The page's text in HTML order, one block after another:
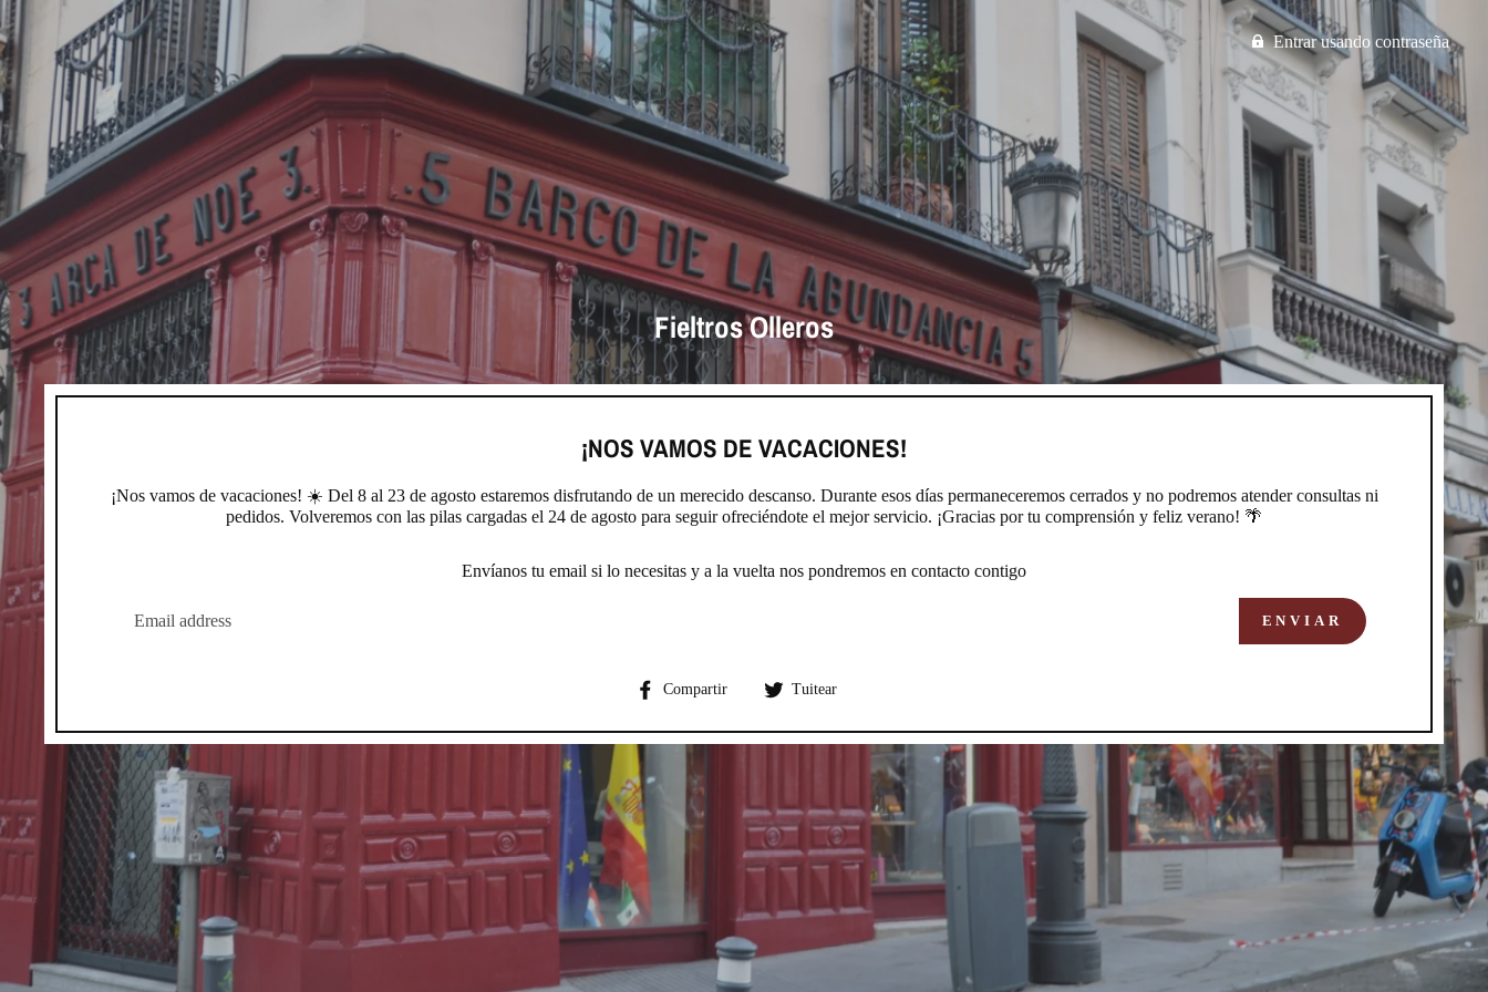
Entrar usando contraseña
Fieltros Olleros
¡NOS VAMOS DE VACACIONES!
¡Nos vamos de vacaciones! ☀️ Del 8 al 23 de agosto estaremos disfrutando de un merecido descanso. Durante esos días permaneceremos cerrados y no podremos atender consultas ni
pedidos. Volveremos con las pilas cargadas el 24 de agosto para seguir ofreciéndote el mejor servicio. ¡Gracias por tu comprensión y feliz verano! 🌴
Envíanos tu email si lo necesitas y a la vuelta nos pondremos en contacto contigo
ELECTRÓNICO
ENVIAR
Compartir
Compartir
Facebook
Tuitear
Twitter